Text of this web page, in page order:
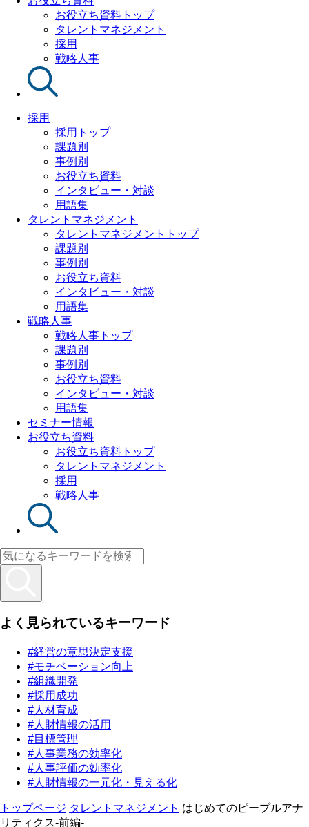
お役立ち資料トップ
タレントマネジメント
採用
戦略人事
採用
採用トップ
課題別
事例別
お役立ち資料
インタビュー・対談
用語集
タレントマネジメント
タレントマネジメントトップ
課題別
事例別
お役立ち資料
インタビュー・対談
用語集
戦略人事
戦略人事トップ
課題別
事例別
お役立ち資料
インタビュー・対談
用語集
セミナー情報
お役立ち資料
お役立ち資料トップ
タレントマネジメント
採用
戦略人事
よく見られているキーワード
#経営の意思決定支援
#モチベーション向上
#組織開発
#採用成功
#人材育成
#人財情報の活用
#目標管理
#人事業務の効率化
#人事評価の効率化
#人財情報の一元化・見える化
トップページ タレントマネジメント はじめてのピープルアナ
リティクス-前編-